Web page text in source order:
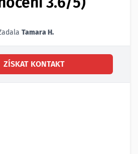
Tamara H.
ZÍSKAT KONTAKT